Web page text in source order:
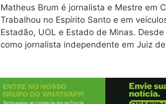
Matheus Brum é jornalista e Mestre em
Trabalhou no Espírito Santo e em
Estadão, UOL e Estado de Minas.
como jornalista independente em Juiz de